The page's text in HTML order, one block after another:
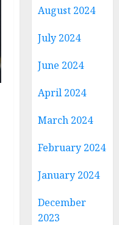
August 2024
July 2024
June 2024
April 2024
March 2024
February 2024
January 2024
December
2023